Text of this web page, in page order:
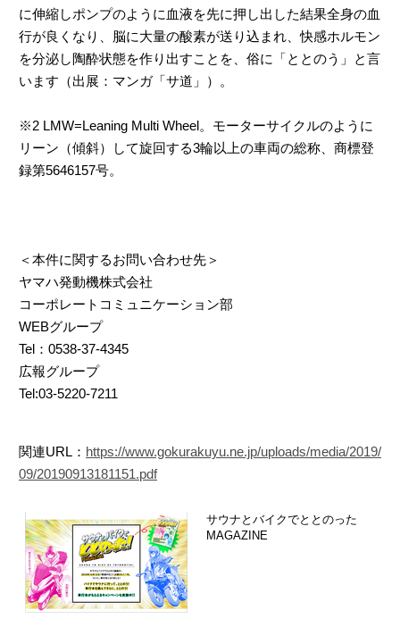
に伸縮しポンプのように血液を先に押し出した結果全身の血
行が良くなり、脳に大量の酸素が送り込まれ、快感ホルモン
を分泌し陶酔状態を作り出すことを、俗に「ととのう」と言
います（出展：マンガ「サ道」）。
※2 LMW=Leaning Multi Wheel。モーターサイクルのように
リーン（傾斜）して旋回する3輪以上の車両の総称、商標登
録第5646157号。
＜本件に関するお問い合わせ先＞
ヤマハ発動機株式会社
コーポレートコミュニケーション部
WEBグループ
Tel：0538-37-4345
広報グループ
Tel:03-5220-7211
関連URL： https://www.gokurakuyu.ne.jp/uploads/media/2019/
09/20190913181151.pdf
サウナとバイクでととのった
MAGAZINE